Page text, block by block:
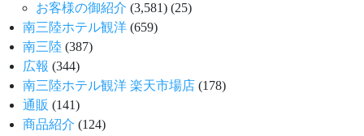
お客様の御紹介 (3,581) (25)
南三陸ホテル観洋 (659)
南三陸 (387)
広報 (344)
南三陸ホテル観洋 楽天市場店 (178)
通販 (141)
商品紹介 (124)